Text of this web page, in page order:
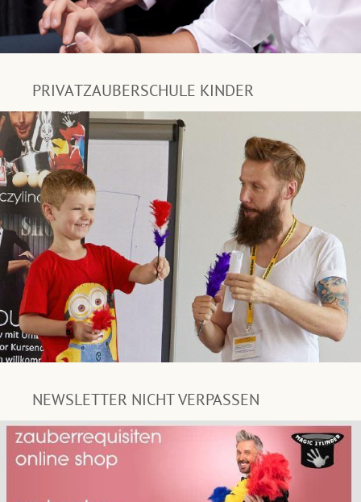
PRIVATZAUBERSCHULE KINDER
NEWSLETTER NICHT VERPASSEN